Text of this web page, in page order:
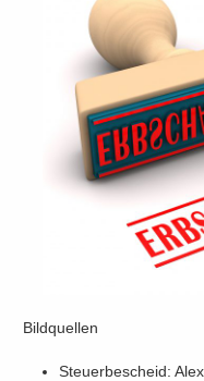
Bildquellen
Steuerbescheid: